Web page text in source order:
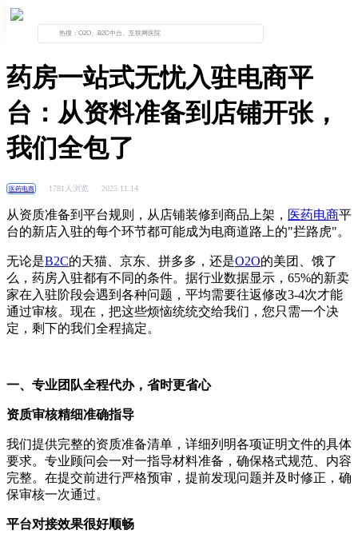
资讯列表 正文
药房一站式无忧入驻电商平
台：从资料准备到店铺开张，
我们全包了
医药电商 1781人浏览 2025.11.14
从资质准备到平台规则，从店铺装修到商品上架， 医药电商平
台的新店入驻的每个环节都可能成为电商道路上的"拦路虎"。
无论是B2C的天猫、京东、拼多多，还是O2O的美团、饿了
么，药房入驻都有不同的条件。据行业数据显示， 65%的新卖
家在入驻阶段会遇到各种问题，平均需要往返修改3-4次才能
通过审核。现在，把这些烦恼统统交给我们，您只需一个决
定，剩下的我们全程搞定。
一、专业团队全程代办，省时更省心
资质审核精细准确指导
我们提供完整的资质准备清单，详细列明各项证明文件的具体
要求。专业顾问会一对一指导材料准备，确保格式规范、内容
完整。在提交前进行严格预审，提前发现问题并及时修正，确
保审核一次通过。
平台对接效果很好顺畅